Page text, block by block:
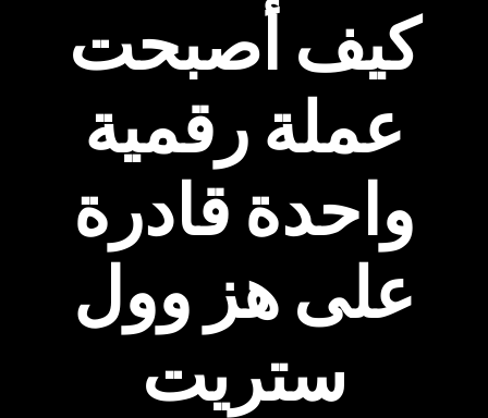
كيف أصبحت
عملة رقمية
واحدة قادرة
على هز وول
ستريت